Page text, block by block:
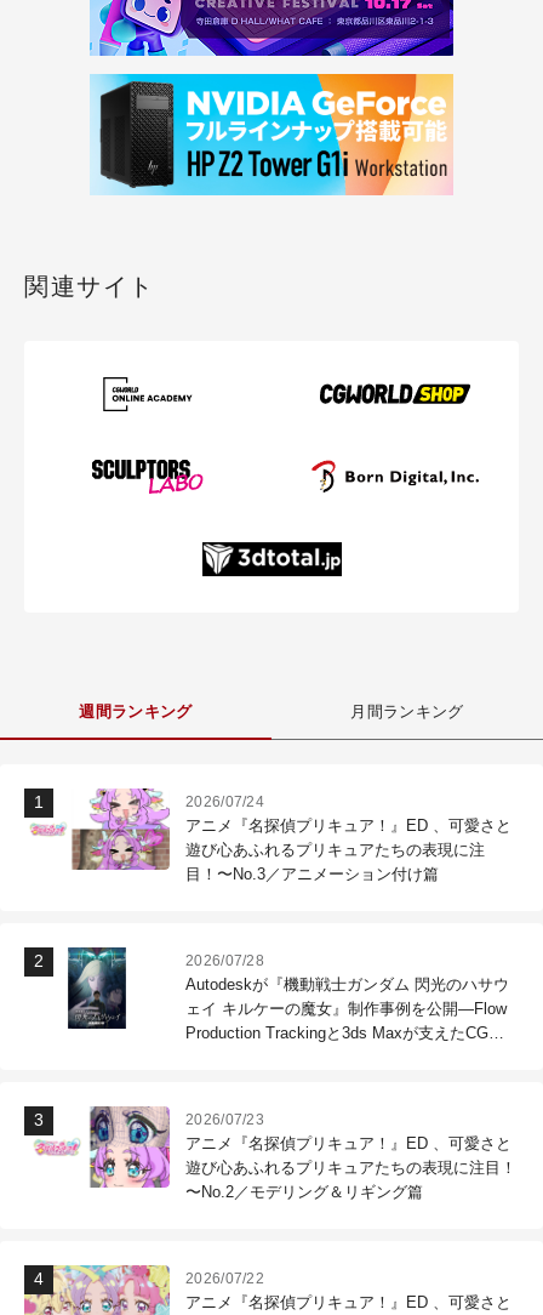
関連サイト
週間ランキング 月間ランキング
2026/07/24
アニメ『名探偵プリキュア！』ED 、可愛さと
遊び心あふれるプリキュアたちの表現に注
目！〜No.3／アニメーション付け篇
2026/07/28
Autodeskが『機動戦士ガンダム 閃光のハサウ
ェイ キルケーの魔女』制作事例を公開―Flow
Production Trackingと3ds Maxが支えたCG制
2026/07/23
アニメ『名探偵プリキュア！』ED 、可愛さと
遊び心あふれるプリキュアたちの表現に注目！
〜No.2／モデリング＆リギング篇
2026/07/22
アニメ『名探偵プリキュア！』ED 、可愛さと